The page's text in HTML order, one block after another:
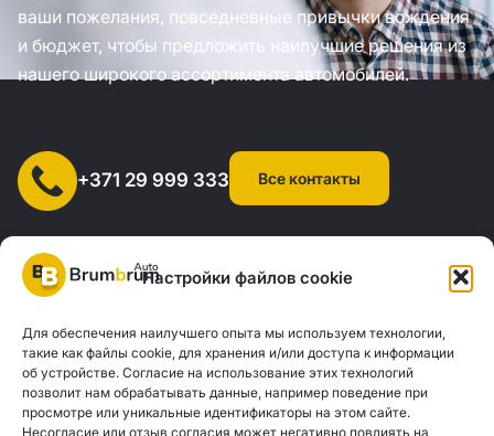
Настройки файлов cookie
Для обеспечения наилучшего опыта мы используем технологии,
такие как файлы cookie, для хранения и/или доступа к информации
об устройстве. Согласие на использование этих технологий
позволит нам обрабатывать данные, например поведение при
просмотре или уникальные идентификаторы на этом сайте.
Несогласие или отзыв согласия может негативно повлиять на
ваши пожелания, повседневные привычки вождения
и бюджет, чтобы предложить наилучшие решения из
нашего широкого ассортимента автомобилей.
+371 29 999 333 Все контакты
SIA "AUTOCLICK", рег. № 40203371960, адрес: ул. Мазюмправас
77, Рига, LV-1063 |20260160